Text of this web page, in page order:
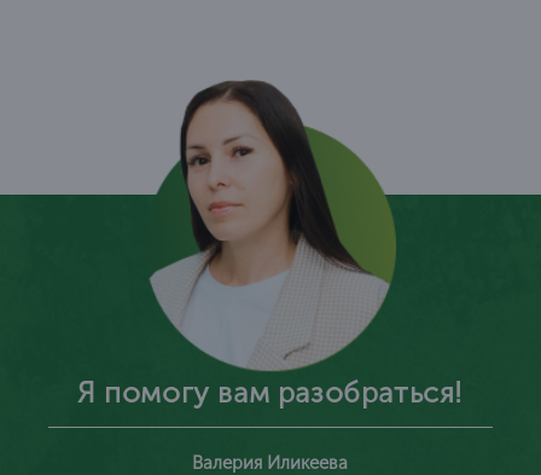
Я помогу вам разобраться!
Валерия Иликеева